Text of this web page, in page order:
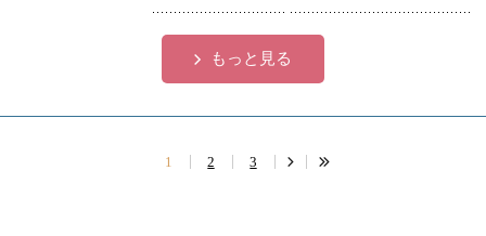
もっと見る
1 2 3